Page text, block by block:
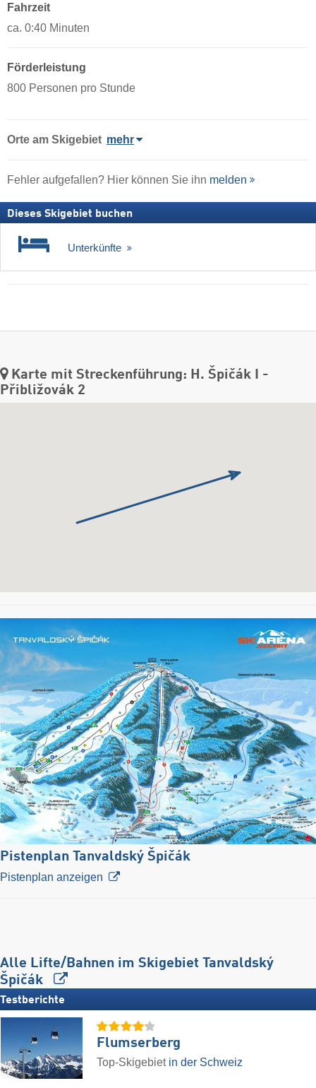
Fahrzeit
ca. 0:40 Minuten
Förderleistung
800 Personen pro Stunde
Orte am Skigebiet mehr
Fehler aufgefallen? Hier können Sie ihn melden
Dieses Skigebiet buchen
Unterkünfte
Karte mit Streckenführung: H. Špičák I -
Přibližovák 2
Pistenplan Tanvaldský Špičák
Pistenplan anzeigen
Alle Lifte/Bahnen im Skigebiet Tanvaldský
Špičák
Testberichte
Flumserberg
Top-Skigebiet in der Schweiz